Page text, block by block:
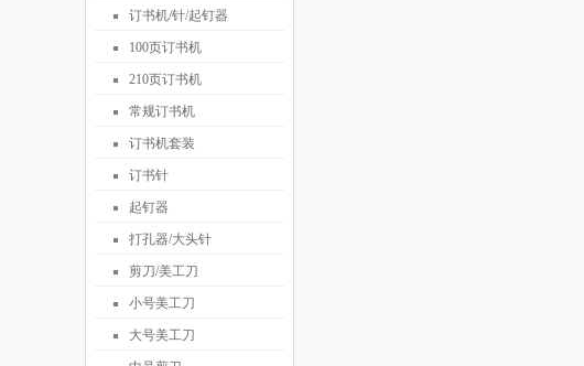
订书机/针/起钉器
100页订书机
210页订书机
常规订书机
订书机套装
订书针
起钉器
打孔器/大头针
剪刀/美工刀
小号美工刀
大号美工刀